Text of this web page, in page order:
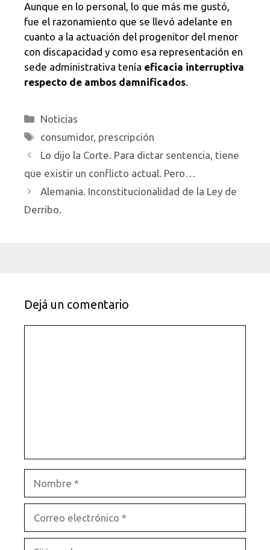
Aunque en lo personal, lo que más me gustó,
fue el razonamiento que se llevó adelante en
cuanto a la actuación del progenitor del menor
con discapacidad y como esa representación en
sede administrativa tenía eficacia interruptiva
respecto de ambos damnificados.
Categorías
Noticias
Etiquetas
consumidor, prescripción
Lo dijo la Corte. Para dictar sentencia, tiene
que existir un conflicto actual. Pero…
Alemania. Inconstitucionalidad de la Ley de
Derribo.
Dejá un comentario